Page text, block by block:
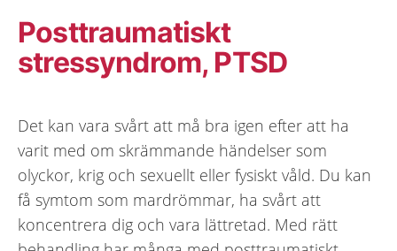
Posttraumatiskt
stressyndrom, PTSD
Det kan vara svårt att må bra igen efter att ha
varit med om skrämmande händelser som
olyckor, krig och sexuellt eller fysiskt våld. Du kan
få symtom som mardrömmar, ha svårt att
koncentrera dig och vara lättretad. Med rätt